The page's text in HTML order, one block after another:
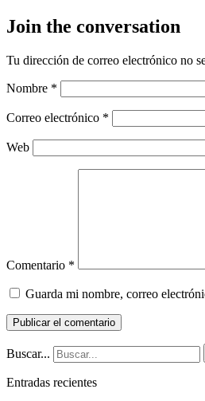
Join the conversation
Tu dirección de correo electrónico no
Nombre *
Correo electrónico *
Web
Comentario *
Guarda mi nombre, correo
Buscar...
Entradas recientes